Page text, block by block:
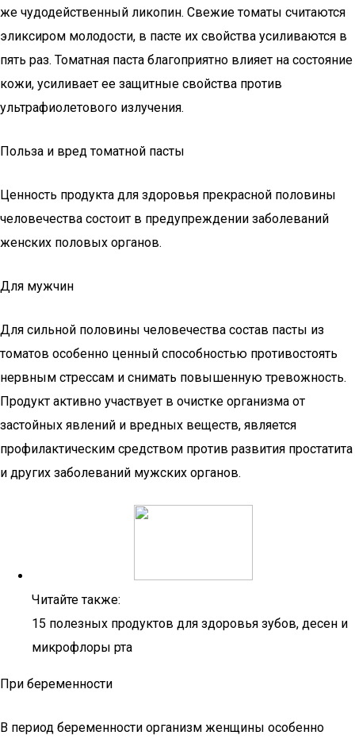
же чудодейственный ликопин. Свежие томаты считаются
эликсиром молодости, в пасте их свойства усиливаются в
пять раз. Томатная паста благоприятно влияет на состояние
кожи, усиливает ее защитные свойства против
ультрафиолетового излучения.
Польза и вред томатной пасты
Ценность продукта для здоровья прекрасной половины
человечества состоит в предупреждении заболеваний
женских половых органов.
Для мужчин
Для сильной половины человечества состав пасты из
томатов особенно ценный способностью противостоять
нервным стрессам и снимать повышенную тревожность.
Продукт активно участвует в очистке организма от
застойных явлений и вредных веществ, является
профилактическим средством против развития простатита
и других заболеваний мужских органов.
Читайте также:
15 полезных продуктов для здоровья зубов, десен и
микрофлоры рта
При беременности
В период беременности организм женщины особенно